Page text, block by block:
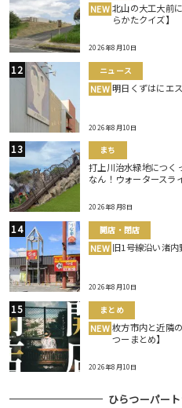
NEW 北山の大工大前
らかたクイズ】
2026年8月10日
ニュース
NEW 明日くずはにエ
2026年8月10日
まち
打上川治水緑地につく
なん！ウォータースラ
2026年8月8日
開店・閉店
NEW 旧1号線沿い渚
2026年8月10日
まとめ
NEW 枚方市内と近隣
つーまとめ】
2026年8月10日
ひらつーパー